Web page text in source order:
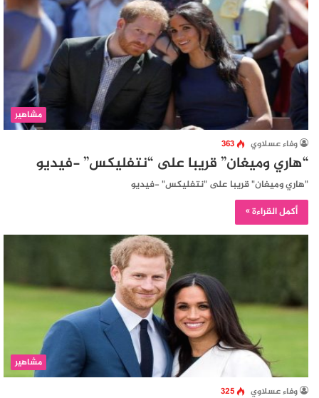
مشاهير
وفاء عسلاوي 363
“هاري وميغان” قريبا على “نتفليكس” -فيديو
"هاري وميغان" قريبا على "نتفليكس" -فيديو
أكمل القراءة »
مشاهير
وفاء عسلاوي 325